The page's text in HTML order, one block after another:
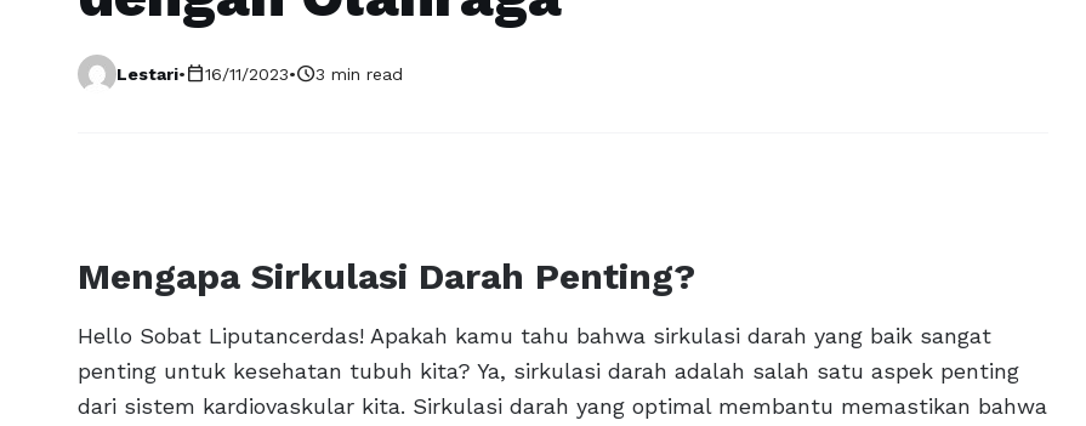
Lestari•calendar_today16/11/2023•schedule3 min read
Mengapa Sirkulasi Darah Penting?
Hello Sobat Liputancerdas! Apakah kamu tahu bahwa sirkulasi darah yang baik sangat
penting untuk kesehatan tubuh kita? Ya, sirkulasi darah adalah salah satu aspek penting
dari sistem kardiovaskular kita. Sirkulasi darah yang optimal membantu memastikan bahwa